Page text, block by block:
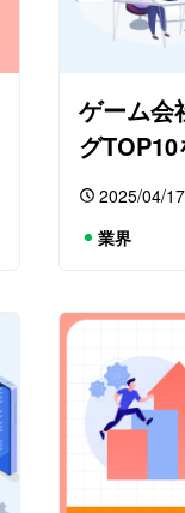
ゲーム会
グ
2025/04/17
業界